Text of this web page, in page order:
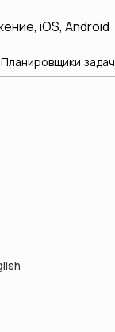
iOS, Android
Планировщики задач